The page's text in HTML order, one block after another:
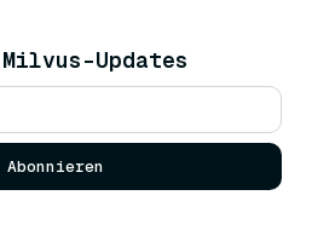
Updates
Abonnieren